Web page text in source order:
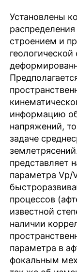
Установлены
строением и
информацию
напряжений,
задаче
представляет
параметра Vp/
процессов
известной
наличии
параметра в
фокальным